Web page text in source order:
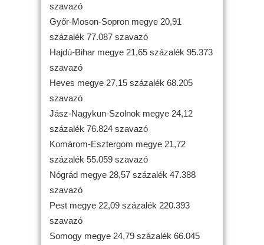
szavazó
Győr-Moson-Sopron megye 20,91
százalék 77.087 szavazó
Hajdú-Bihar megye 21,65 százalék 95.373
szavazó
Heves megye 27,15 százalék 68.205
szavazó
Jász-Nagykun-Szolnok megye 24,12
százalék 76.824 szavazó
Komárom-Esztergom megye 21,72
százalék 55.059 szavazó
Nógrád megye 28,57 százalék 47.388
szavazó
Pest megye 22,09 százalék 220.393
szavazó
Somogy megye 24,79 százalék 66.045